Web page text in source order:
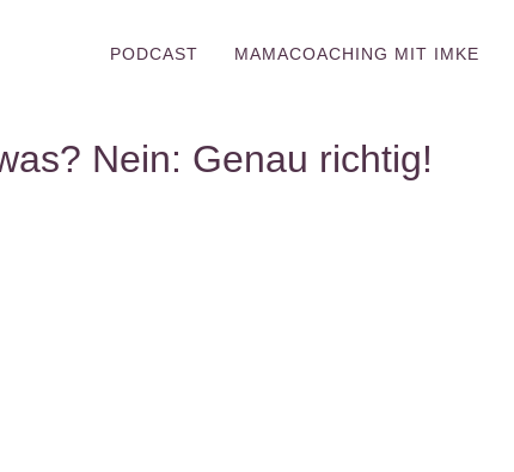
PODCAST MAMACOACHING MIT IMKE
Nein: Genau richtig!